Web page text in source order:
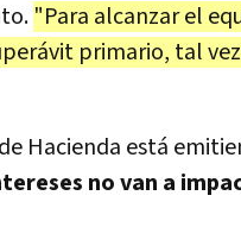
"Para alcanzar el
primario, tal
Hacienda está
no van a